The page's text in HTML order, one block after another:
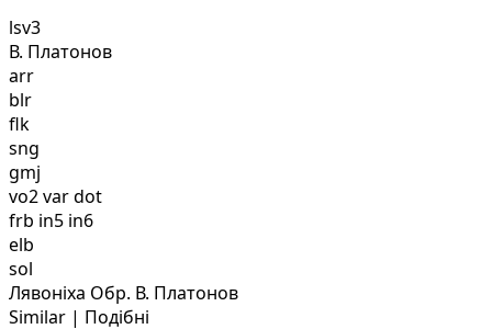
lsv3
В. Платонов
arr
blr
flk
sng
gmj
vo2 var dot
frb in5 in6
elb
sol
Лявоніха Обр. В. Платонов
Similar | Подібні